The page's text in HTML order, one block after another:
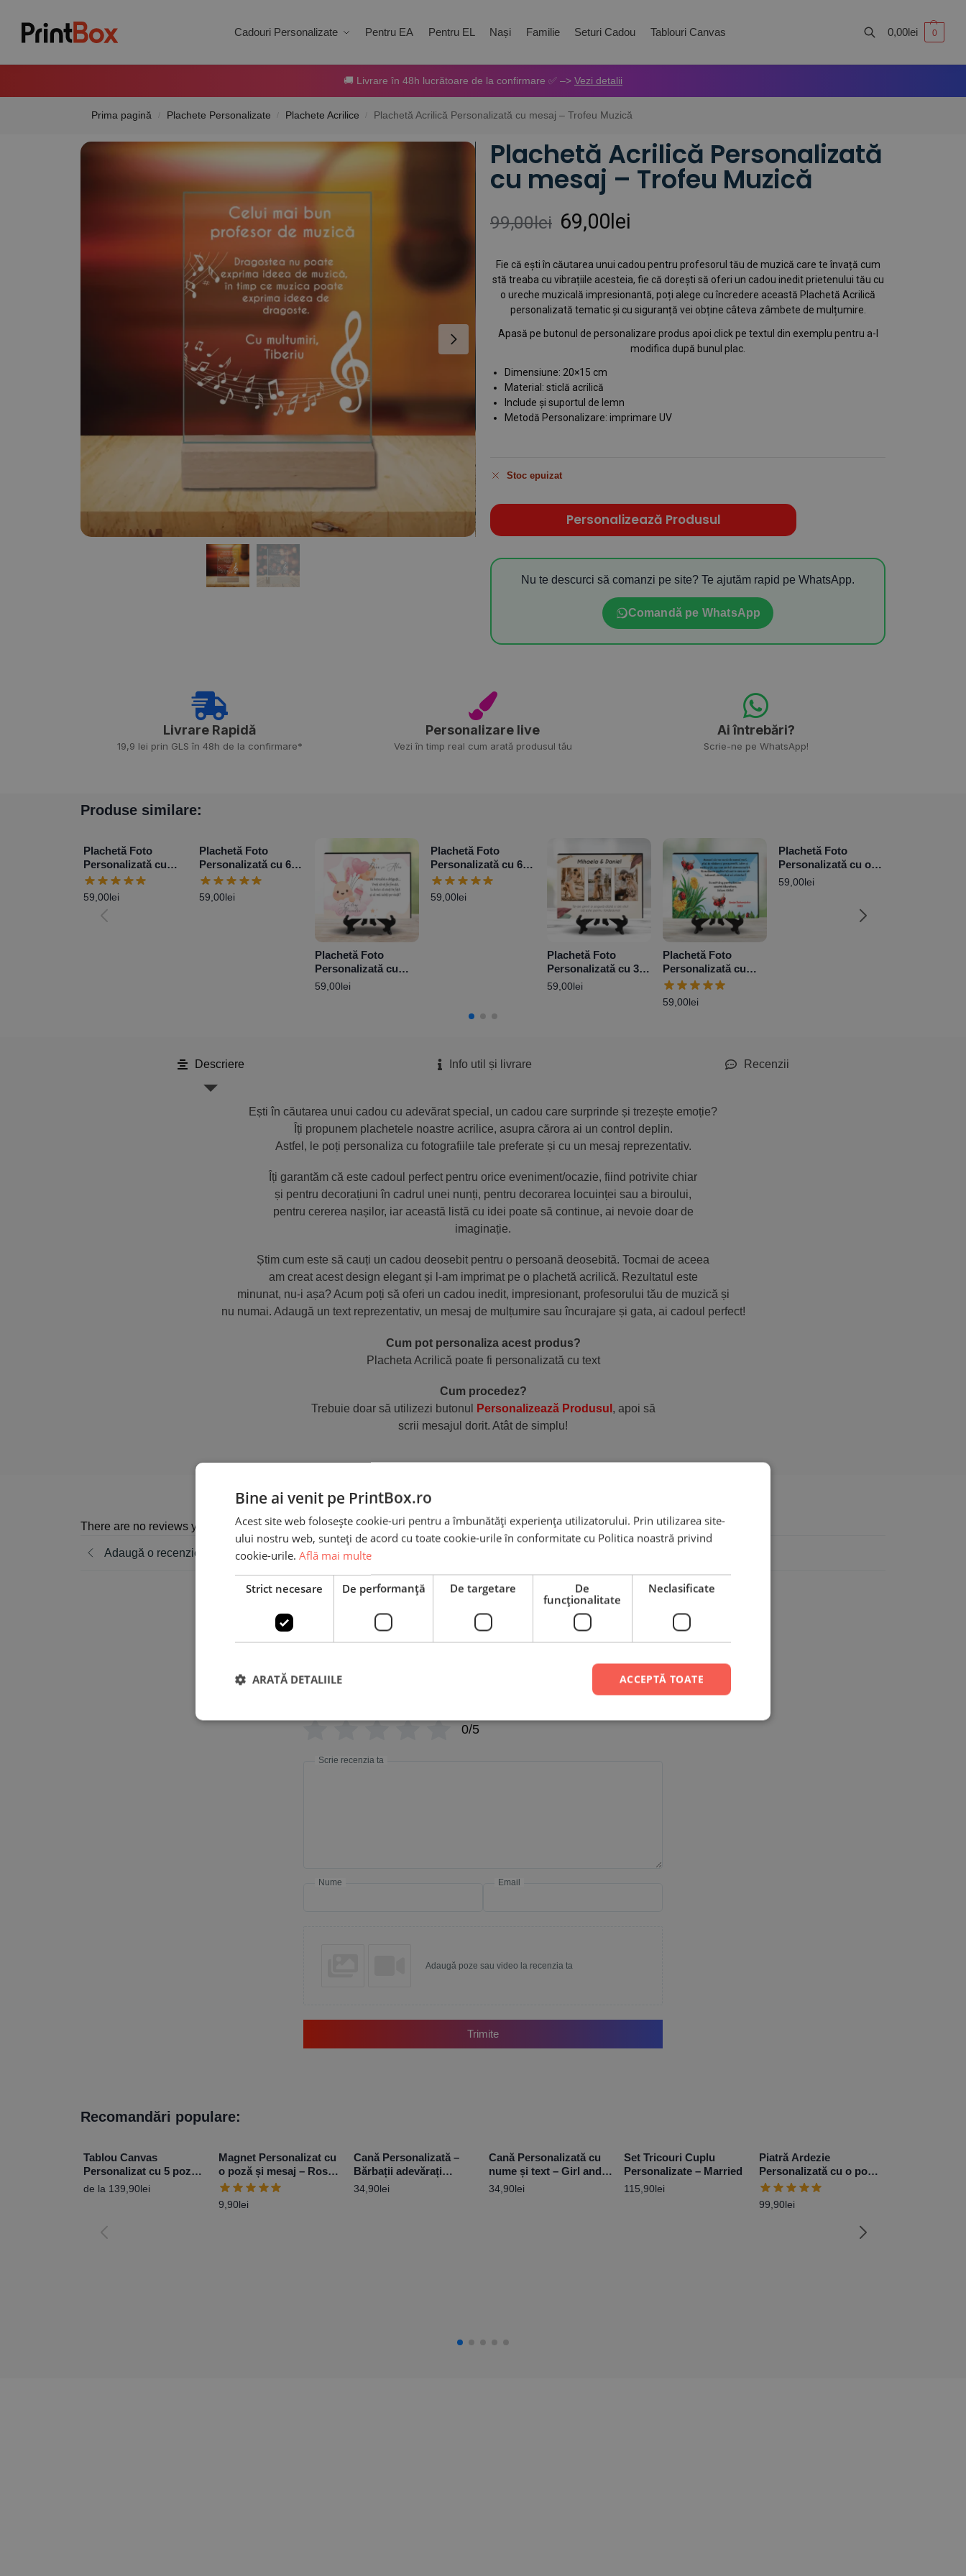
Cadouri Personalizate Pentru EA Pentru EL Nași Familie Seturi Cadou Tablouri Canvas
Search
0,00lei 0
🚚 Livrare în 48h lucrătoare de la confirmare ✅ –> Vezi detalii
Prima pagină / Plachete Personalizate / Plachete Acrilice / Plachetă Acrilică Personalizată cu mesaj – Trofeu Muzică
Plachetă Acrilică Personalizată
cu mesaj – Trofeu Muzică
99,00lei 69,00 lei
Fie că ești în căutarea unui cadou pentru profesorul tău de muzică care te învață cum
stă treaba cu vibrațiile acesteia, fie că dorești să oferi un cadou inedit prietenului tău cu
o ureche muzicală impresionantă, poți alege cu încredere această Plachetă Acrilică
personalizată tematic și cu siguranță vei obține câteva zâmbete de mulțumire.
Apasă pe butonul de personalizare produs apoi click pe textul din exemplu pentru a-l
modifica după bunul plac.
Dimensiune: 20×15 cm
Material: sticlă acrilică
Include și suportul de lemn
Metodă Personalizare: imprimare UV
Stoc epuizat
Personalizează Produsul
Nu te descurci să comanzi pe site? Te ajutăm rapid pe WhatsApp.
Comandă pe WhatsApp
Livrare Rapidă​
19,9 lei prin GLS în 48h de la confirmare*
Personalizare live
Vezi în timp real cum arată produsul tău
Ai întrebări?
Scrie-ne pe WhatsApp!
Produse similare:
Plachetă Foto
Personalizată cu
poză și mesaj – Love
59,00lei
Plachetă Foto
Personalizată cu 6
poze și mesaj
59,00lei
Plachetă Foto
Personalizată cu
mesaj Cerere Nași -
59,00lei
Plachetă Foto
Personalizată cu 6
poze și mesaj –
Mountain Dream
59,00lei
Plachetă Foto
Personalizată cu 3
poze și mesaj
59,00lei
Plachetă Foto
Personalizată cu
mesaj pentru
Educatoare- Grupa
Buburuzelor
59,00lei
Plachetă Foto
Personalizată cu o
poză și mesaj –
59,00lei
Descriere Info util și livrare Recenzii
Ești în căutarea unui cadou cu adevărat special, un cadou care surprinde și trezește emoție?
Îți propunem plachetele noastre acrilice, asupra cărora ai un control deplin.
Astfel, le poți personaliza cu fotografiile tale preferate și cu un mesaj reprezentativ.
Îți garantăm că este cadoul perfect pentru orice eveniment/ocazie, fiind potrivite chiar
și pentru decorațiuni în cadrul unei nunți, pentru decorarea locuinței sau a biroului,
pentru cererea nașilor, iar această listă cu idei poate să continue, ai nevoie doar de
imaginație.
Știm cum este să cauți un cadou deosebit pentru o persoană deosebită. Tocmai de aceea
am creat acest design elegant și l-am imprimat pe o plachetă acrilică. Rezultatul este
minunat, nu-i așa? Acum poți să oferi un cadou inedit, impresionant, profesorului tău de muzică și
nu numai. Adaugă un text reprezentativ, un mesaj de mulțumire sau încurajare și gata, ai cadoul perfect!
Cum pot personaliza acest produs?
Placheta Acrilică poate fi personalizată cu text
Cum procedez?
Trebuie doar să utilizezi butonul
Personalizează Produsul , apoi să
scrii mesajul dorit. Atât de simplu!
There are no reviews yet
Adaugă o recenzie
Plachetă Acrilică
Personalizată cu mesaj -
0/5
Scrie recenzia ta
Nume Email
Adaugă poze sau video la recenzia ta
Trimite
Recomandări populare:
Tablou Canvas
Personalizat cu 5 poze
și mesaj, Love – Diferite
de la 139,90lei
Magnet Personalizat cu
o poză și mesaj – Roses
10x15cm
9,90lei
Cană Personalizată –
Bărbații adevărați
conduc Nissan
34,90lei
Cană Personalizată cu
nume și text – Girl and
Dog M5
34,90lei
Set Tricouri Cuplu
Personalizate – Married
115,90lei
Piatră Ardezie
Personalizată cu o poză
și mesaj pentru șef
99,90lei
Bine ai venit pe PrintBox.ro
Acest site web folosește cookie-uri pentru a îmbunătăți experiența utilizatorului. Prin utilizarea site-
ului nostru web, sunteți de acord cu toate cookie-urile în conformitate cu Politica noastră privind
cookie-urile. Află mai multe
Strict necesare De performanță De targetare
De
funcţionalitate
Neclasificate
ACCEPTĂ TOATE
ARATĂ DETALIILE